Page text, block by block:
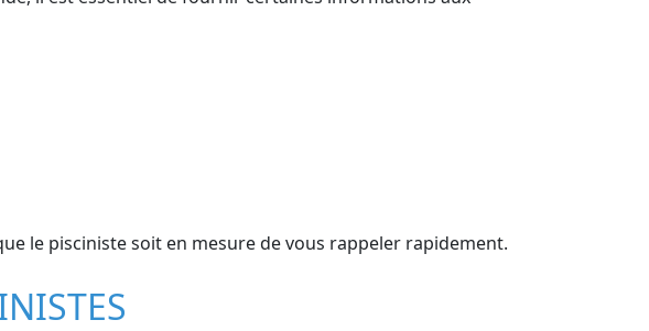
le pisciniste soit en mesure de vous rappeler rapidement.